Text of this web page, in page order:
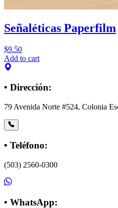
Señaléticas Paperfilm
$9.50
Add to cart
• Dirección:
79 Avenida Norte #524, Colonia
• Teléfono:
(503) 2560-0300
• WhatsApp: